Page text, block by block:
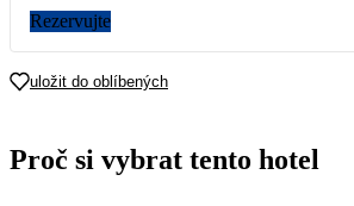
19
Rezervujte
uložit do oblíbených
Proč si vybrat tento hotel